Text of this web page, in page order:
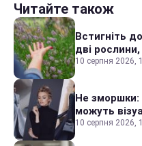
Читайте також
Встигніть
дві
10 серпня 2026,
Не зморшки:
можуть
10 серпня 2026,